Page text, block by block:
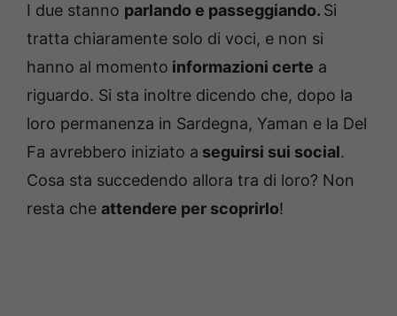
I due stanno parlando e passeggiando. Si
tratta chiaramente solo di voci, e non si
hanno al momento informazioni certe a
riguardo. Si sta inoltre dicendo che, dopo la
loro permanenza in Sardegna, Yaman e la Del
Fa avrebbero iniziato a seguirsi sui social.
Cosa sta succedendo allora tra di loro? Non
resta che attendere per scoprirlo!